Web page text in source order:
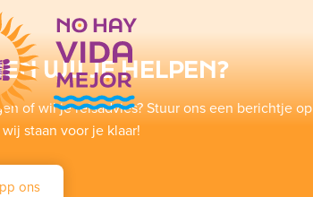
WIJ JE HELPEN?
of wil je reisadvies? Stuur ons een berichtje op
staan voor je klaar!
ons